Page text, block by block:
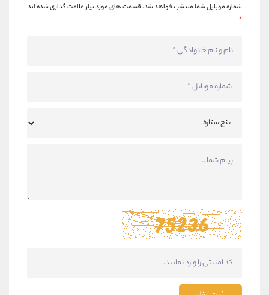
شماره موبایل شما منتشر نخواهد شد.قسمت های مورد نیاز علامت گذاری شده اند
*